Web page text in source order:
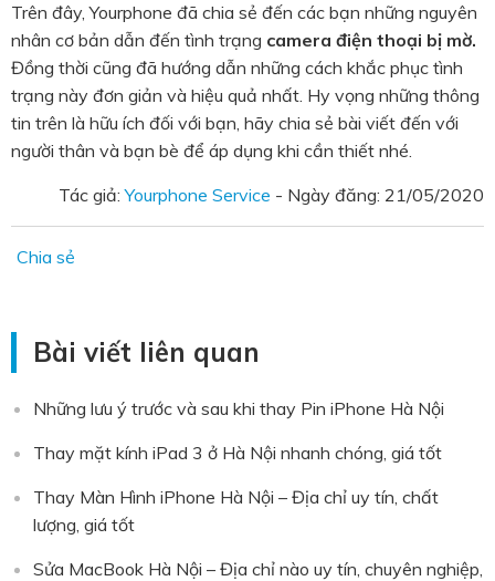
Trên đây, Yourphone đã chia sẻ đến các bạn những nguyên
nhân cơ bản dẫn đến tình trạng camera điện thoại bị mờ.
Đồng thời cũng đã hướng dẫn những cách khắc phục tình
trạng này đơn giản và hiệu quả nhất. Hy vọng những thông
tin trên là hữu ích đối với bạn, hãy chia sẻ bài viết đến với
người thân và bạn bè để áp dụng khi cần thiết nhé.
Tác giả:Yourphone Service - Ngày đăng: 21/05/2020
Chia sẻ
Bài viết liên quan
Những lưu ý trước và sau khi thay Pin iPhone Hà Nội
Thay mặt kính iPad 3 ở Hà Nội nhanh chóng, giá tốt
Thay Màn Hình iPhone Hà Nội – Địa chỉ uy tín, chất
lượng, giá tốt
Sửa MacBook Hà Nội – Địa chỉ nào uy tín, chuyên nghiệp,